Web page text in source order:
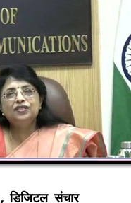
,डिजिटल संचार